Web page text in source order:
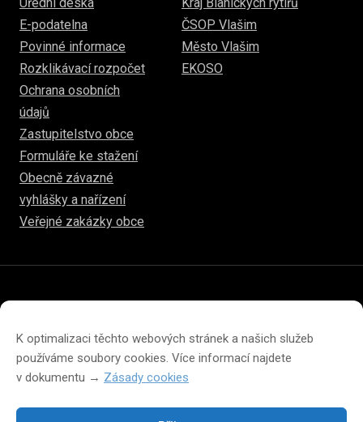
K optimalizaci těchto webových stránek a našich služeb
používáme soubory cookies. Více informací najdete
v dokumentu → Zásady cookies
E-podatelna
Povinné informace
Rozklikávací rozpočet
Ochrana osobních
údajů
Zastupitelstvo obce
Formuláře ke stažení
Obecně závazné
vyhlášky a nařízení
Veřejné zakázky obce
ČSOP Vlašim
Město Vlašim
EKOSO
Prohlášení o přístupnosti
Prohlášení o ochraně soukromí
Zásady cookies (EU)